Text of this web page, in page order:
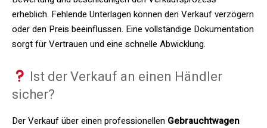
erheblich. Fehlende Unterlagen können den Verkauf verzögern
oder den Preis beeinflussen. Eine vollständige Dokumentation
sorgt für Vertrauen und eine schnelle Abwicklung.
Ist der Verkauf an einen Händler
sicher?
Der Verkauf über einen professionellen Gebrauchtwagen